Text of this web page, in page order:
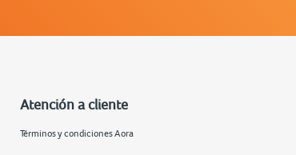
Atención a cliente
Términos y condiciones Aora